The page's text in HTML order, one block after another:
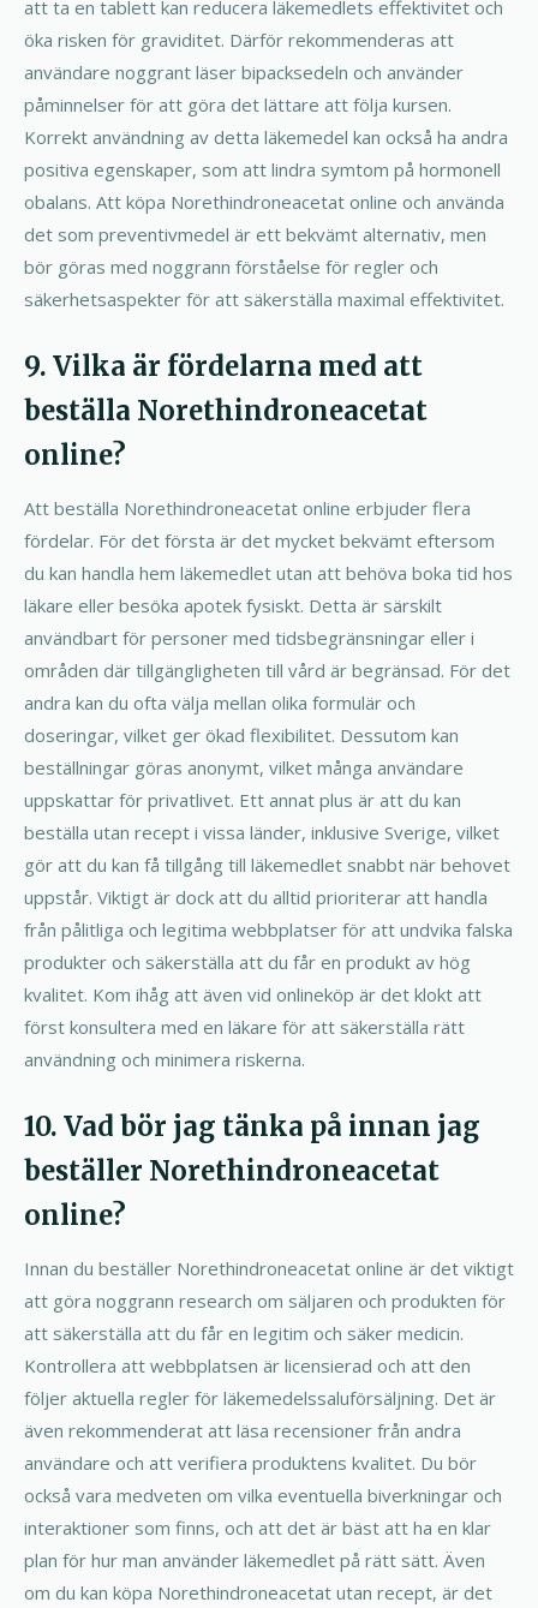
att ta en tablett kan reducera läkemedlets effektivitet och
öka risken för graviditet. Därför rekommenderas att
användare noggrant läser bipacksedeln och använder
påminnelser för att göra det lättare att följa kursen.
Korrekt användning av detta läkemedel kan också ha andra
positiva egenskaper, som att lindra symtom på hormonell
obalans. Att köpa Norethindroneacetat online och använda
det som preventivmedel är ett bekvämt alternativ, men
bör göras med noggrann förståelse för regler och
säkerhetsaspekter för att säkerställa maximal effektivitet.
9. Vilka är fördelarna med att
beställa Norethindroneacetat
online?
Att beställa Norethindroneacetat online erbjuder flera
fördelar. För det första är det mycket bekvämt eftersom
du kan handla hem läkemedlet utan att behöva boka tid hos
läkare eller besöka apotek fysiskt. Detta är särskilt
användbart för personer med tidsbegränsningar eller i
områden där tillgängligheten till vård är begränsad. För det
andra kan du ofta välja mellan olika formulär och
doseringar, vilket ger ökad flexibilitet. Dessutom kan
beställningar göras anonymt, vilket många användare
uppskattar för privatlivet. Ett annat plus är att du kan
beställa utan recept i vissa länder, inklusive Sverige, vilket
gör att du kan få tillgång till läkemedlet snabbt när behovet
uppstår. Viktigt är dock att du alltid prioriterar att handla
från pålitliga och legitima webbplatser för att undvika falska
produkter och säkerställa att du får en produkt av hög
kvalitet. Kom ihåg att även vid onlineköp är det klokt att
först konsultera med en läkare för att säkerställa rätt
användning och minimera riskerna.
10. Vad bör jag tänka på innan jag
beställer Norethindroneacetat
online?
Innan du beställer Norethindroneacetat online är det viktigt
att göra noggrann research om säljaren och produkten för
att säkerställa att du får en legitim och säker medicin.
Kontrollera att webbplatsen är licensierad och att den
följer aktuella regler för läkemedelssaluförsäljning. Det är
även rekommenderat att läsa recensioner från andra
användare och att verifiera produktens kvalitet. Du bör
också vara medveten om vilka eventuella biverkningar och
interaktioner som finns, och att det är bäst att ha en klar
plan för hur man använder läkemedlet på rätt sätt. Även
om du kan köpa Norethindroneacetat utan recept, är det